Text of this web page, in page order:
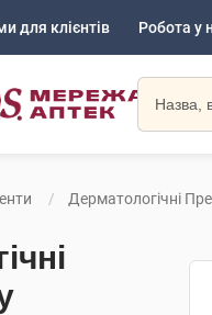
для клієнтів Робота у
Дерматологічні